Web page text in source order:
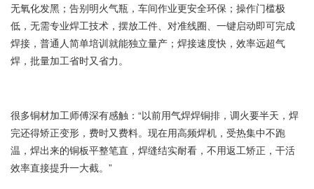
无氧化发黑；告别明火气瓶，车间作业更安全环保；操作门槛极
低，无需专业焊工技术，摆放工件、对准线圈、一键启动即可完成
焊接，普通人简单培训就能独立量产；焊接速度快，效率远超气
焊，批量加工省时又省力。
很多铜材加工师傅深有感触：“以前用气焊焊铜排，调火要半天，焊
完还得矫正变形，费时又费料。现在用高频焊机，受热集中不跑
温，焊出来的铜板平整笔直，焊缝结实耐看，不用返工矫正，干活
效率直接提升一大截。”